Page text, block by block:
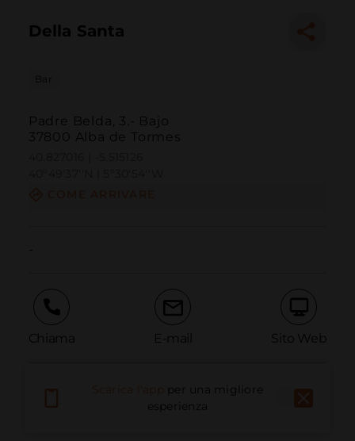
Della Santa
Bar
Padre Belda, 3.- Bajo
37800 Alba de Tormes
Chiama E-mail Sito Web
Segnala problemaper una migliore
esperienza